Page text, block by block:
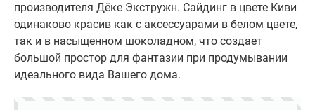
производителя Дёке Экстружн. Сайдинг в цвете Киви
одинаково красив как с аксессуарами в белом цвете,
так и в насыщенном шоколадном, что создает
большой простор для фантазии при продумывании
идеального вида Вашего дома.